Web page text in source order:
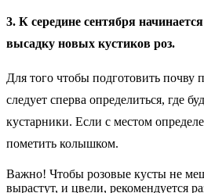
3. К середине сентября
высадку новых кустиков роз.
Для того чтобы подготовить почву
следует сперва определиться, где
кустарники. Если с местом
пометить колышком.
Важно! Чтобы розовые кусты не
вырастут, и цвели, рекомендуется